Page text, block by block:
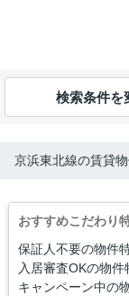
検索条件を
京浜東北線の賃貸
おすすめこだわり
保証人不要の物件
入居審査OKの物
キャンペーン中の